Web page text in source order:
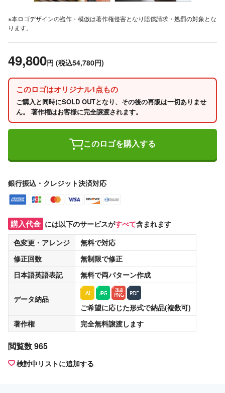
※本ロゴデザインの盗作・模倣は著作権侵害となり賠償請求・処罰の対象とな
ります。
49,800円 (税込54,780円)
このロゴはオリジナル1点もの
ご購入と同時にSOLD OUTとなり、その後の再販は一切ありませ
ん。 著作権はお客様に完全譲渡されます。
このロゴを購入する
銀行振込・クレジット決済対応
購入代金 には以下のサービスがすべて含まれます
色変更・アレンジ
無料で対応
修正回数
無制限で修正
日本語英語表記
無料で両パターン作成
データ納品
ご希望に応じた形式で納品(複数可)
著作権
完全無料譲渡します
閲覧数 965
検討中リストに追加する